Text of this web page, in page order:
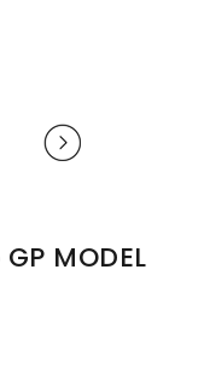
MODEL